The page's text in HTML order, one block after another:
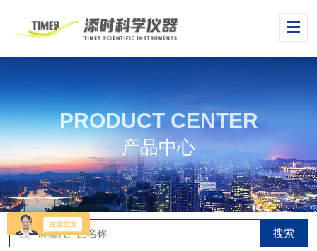
PRODUCT CENTER
产品中心